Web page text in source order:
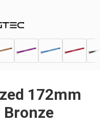
172mm
Bronze